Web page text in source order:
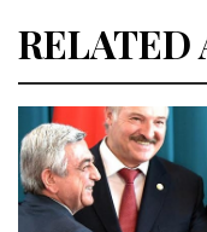
RELATED